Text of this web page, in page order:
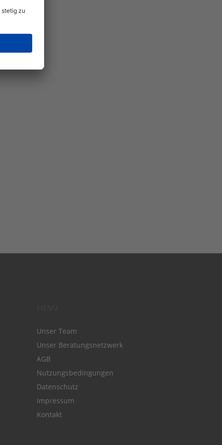
Unser Team
Unser Beratungsnetzwerk
AGB
Nutzungsbedingungen
Datenschutz
Impressum
Kontakt